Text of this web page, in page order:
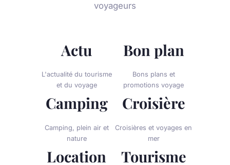
voyageurs
Actu
L'actualité du tourisme
et du voyage
Bon plan
Bons plans et
promotions voyage
Camping
Camping, plein air et
nature
Croisière
Croisières et voyages en
mer
Location Tourisme